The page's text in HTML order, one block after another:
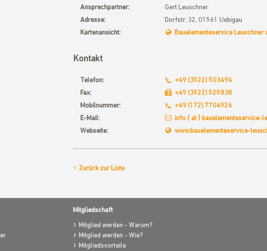
Ansprechpartner:
Gert Leuschner
Adresse:
Dorfstr. 32, 01561 Uebigau
Kartenansicht:
Bauelementeservice Leuschner
Kontakt
Telefon:
+49 (3522) 503494
Fax:
+49 (3522) 525838
Mobilnummer:
+49 (172) 7704926
E-Mail:
info { at } bauelementeservice-
Webseite:
www.bauelementeservice-
Zurück zur Liste
Mitgliedschaft
Mitglied werden - Warum?
Mitglied werden - Wie?
Mitgliedsvorteile